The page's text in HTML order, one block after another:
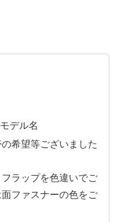
デル名
希望等ございました
ラップを色違いでご
ファスナーの色をご